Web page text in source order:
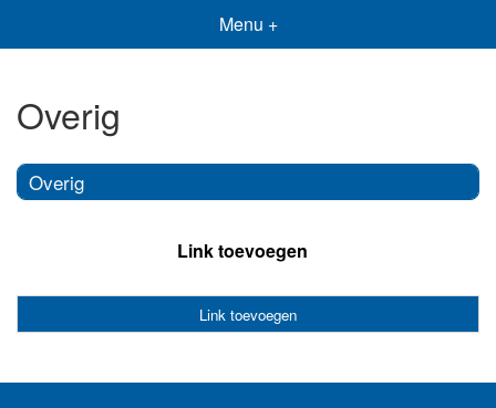
Menu +
Overig
Overig
Link toevoegen
Link toevoegen